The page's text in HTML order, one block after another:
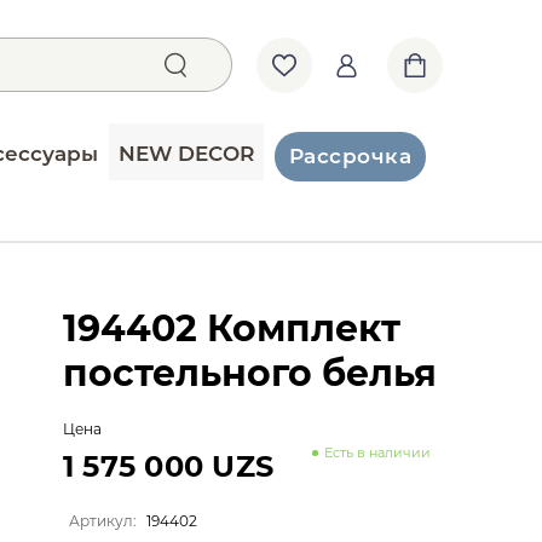
NEW DECOR Рассрочка
194402 Комплект
постельного белья
Цена
Есть в наличии
1 575 000 UZS
Артикул: 194402